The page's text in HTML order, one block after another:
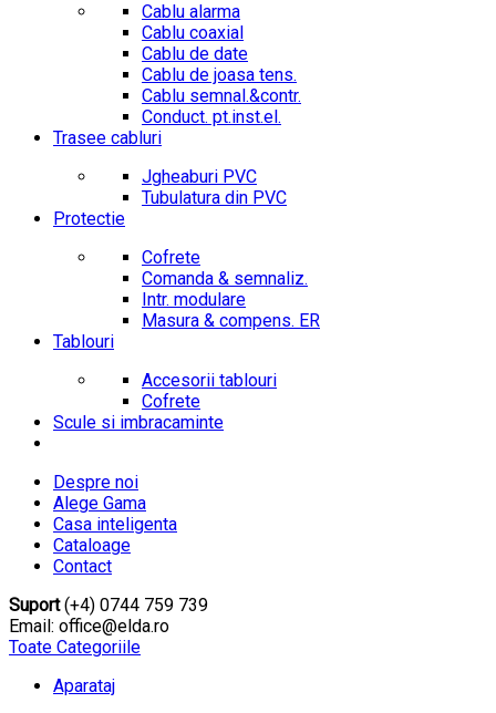
Cablu alarma
Cablu coaxial
Cablu de date
Cablu de joasa tens.
Cablu semnal.&contr.
Conduct. pt.inst.el.
Trasee cabluri
Jgheaburi PVC
Tubulatura din PVC
Protectie
Cofrete
Comanda & semnaliz.
Intr. modulare
Masura & compens. ER
Tablouri
Accesorii tablouri
Cofrete
Scule si imbracaminte
Despre noi
Alege Gama
Casa inteligenta
Cataloage
Contact
Suport(+4) 0744 759 739
Email: office@elda.ro
Toate Categoriile
Aparataj